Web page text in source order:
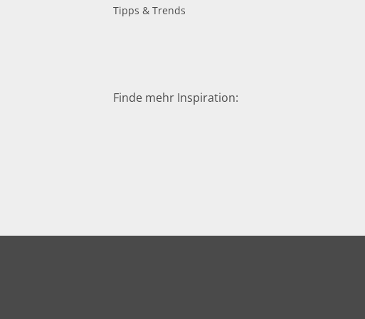
Tipps & Trends
Finde mehr Inspiration: